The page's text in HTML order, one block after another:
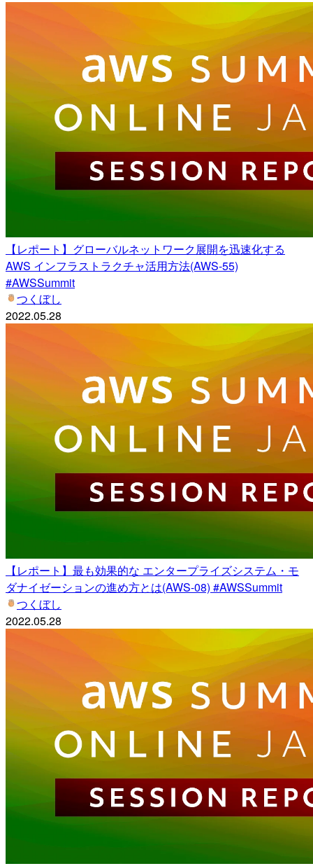
【レポート】グローバルネットワーク展開を迅速化する
AWS インフラストラクチャ活用方法(AWS-55)
#AWSSummit
つくぼし
2022.05.28
【レポート】最も効果的な エンタープライズシステム・モ
ダナイゼーションの進め方とは(AWS-08) #AWSSummit
つくぼし
2022.05.28